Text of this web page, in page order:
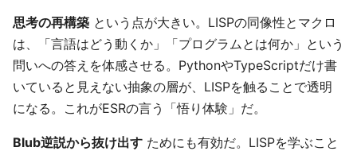
思考の再構築 という点が大きい。LISPの同像性とマクロ
は、「言語はどう動くか」「プログラムとは何か」という
問いへの答えを体感させる。PythonやTypeScriptだけ書
いていると見えない抽象の層が、LISPを触ることで透明
になる。これがESRの言う「悟り体験」だ。
Blub逆説から抜け出す ためにも有効だ。LISPを学ぶこと